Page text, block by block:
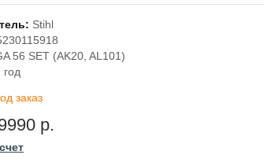
Stihl
56 SET (AK20, AL101)
год
заказ
р.